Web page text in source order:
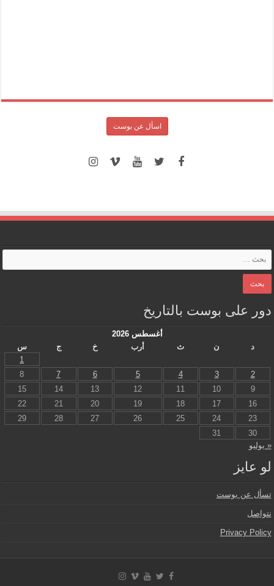
اسأل عن بوست
دور على بوست بالتاريخ
أغسطس 2026
د
ن ث أرب خ ج
س
1
2
3
4
5
6
7
8
9
10
11
12
13
14
15
16
17
18
19
20
21
22
23
24
25
26
27
28
29
30
31
« يوليو
لو عايز
تسأل عن بوست
نتواصل
Privacy Policy